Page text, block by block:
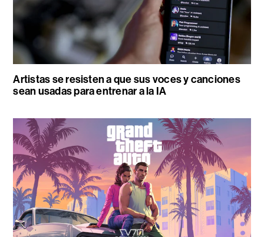
Artistas se resisten a que sus voces y canciones
sean usadas para entrenar a la IA